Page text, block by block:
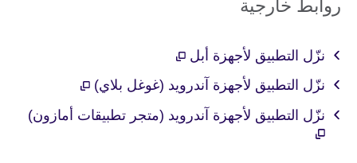
روابط خارجية
نزّل التطبيق لأجهزة أبل
نزّل التطبيق لأجهزة آندرويد (غوغل بلاي)
نزّل التطبيق لأجهزة آندرويد (متجر تطبيقات أمازون)